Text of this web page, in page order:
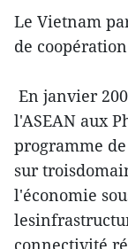
Le Vietnam
de
En janvier
l'ASEAN aux
programme
sur
l'économie
connectivité